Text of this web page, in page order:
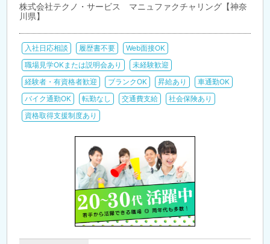
株式会社テクノ・サービス マニュファクチャリング【神奈
川県】
入社日応相談 履歴書不要
Web面接OK
職場見学OKまたは説明会あり
未経験歓迎
経験者・有資格者歓迎
ブランクOK 昇給あり
車通勤OK
バイク通勤OK
転勤なし 交通費支給
社会保険あり
資格取得支援制度あり